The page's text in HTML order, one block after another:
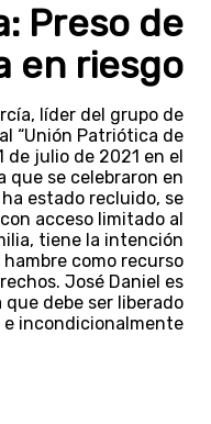
Preso de
en riesgo
líder del grupo de
“Unión Patriótica de
de julio de 2021 en el
se celebraron en
estado recluido, se
acceso limitado al
tiene la intención
como recurso
José Daniel es
debe ser liberado
incondicionalmente.